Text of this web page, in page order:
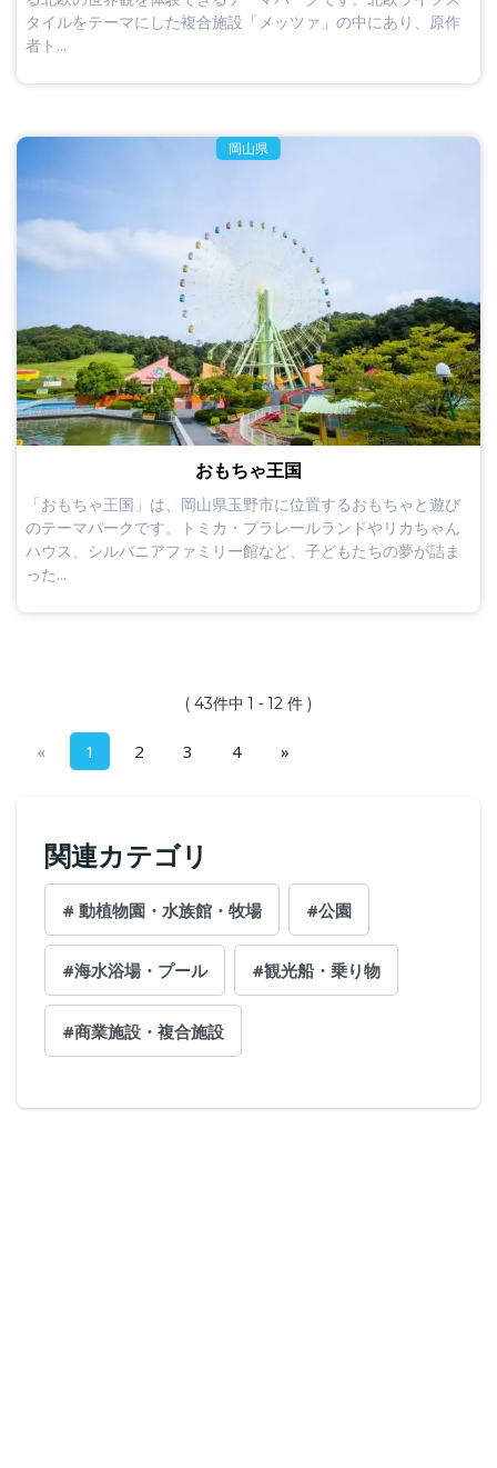
タイルをテーマにした複合施設「メッツァ」の中にあり、原作
者ト...
岡山県
おもちゃ王国
「おもちゃ王国」は、岡山県玉野市に位置するおもちゃと遊び
のテーマパークです。トミカ・プラレールランドやリカちゃん
ハウス、シルバニアファミリー館など、子どもたちの夢が詰ま
った...
( 43件中 1 - 12 件 )
« 1 2 3 4 »
関連カテゴリ
# 動植物園・水族館・牧場 #公園
#海水浴場・プール #観光船・乗り物
#商業施設・複合施設